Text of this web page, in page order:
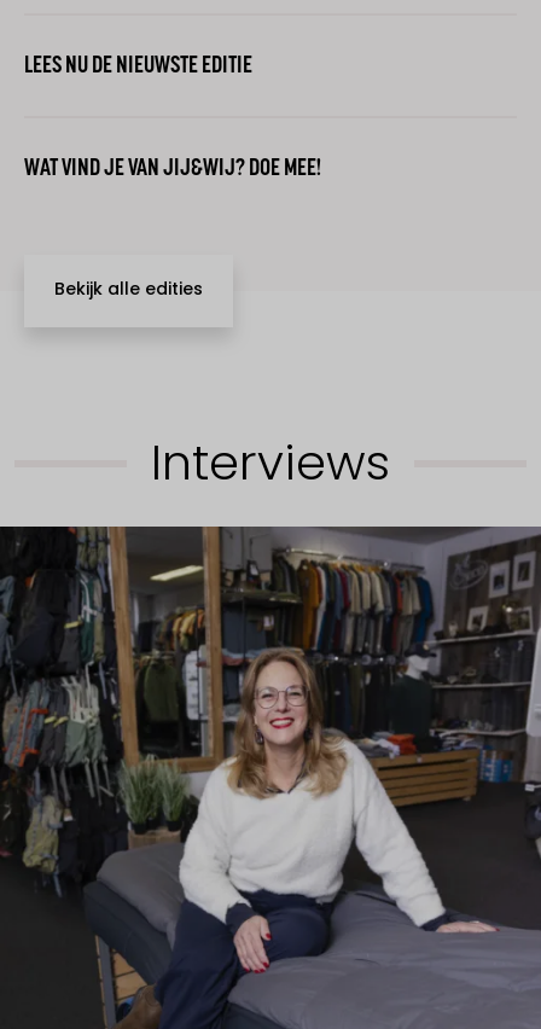
LEES NU DE NIEUWSTE EDITIE
WAT VIND JE VAN JIJ&WIJ? DOE MEE!
Bekijk alle edities
Interviews